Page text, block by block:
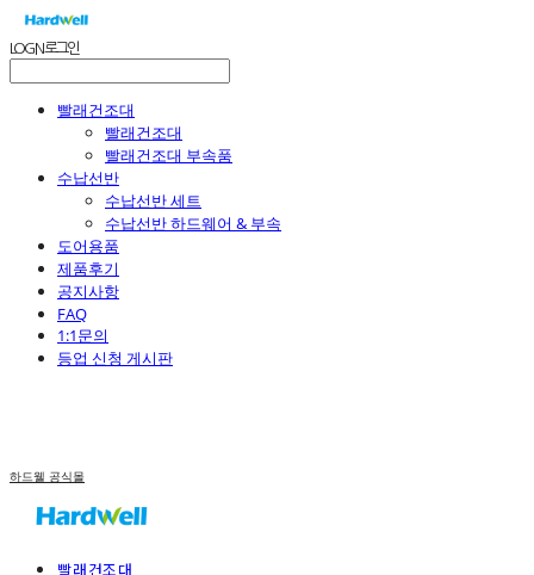
LOG IN로그인
빨래건조대
빨래건조대
빨래건조대 부속품
수납선반
수납선반 세트
수납선반 하드웨어 & 부속
도어용품
제품후기
공지사항
FAQ
1:1문의
등업 신청 게시판
하드웰 공식몰
빨래건조대